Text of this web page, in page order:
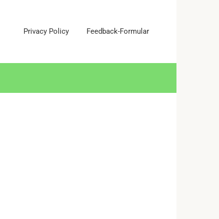
Privacy Policy Feedback-Formular